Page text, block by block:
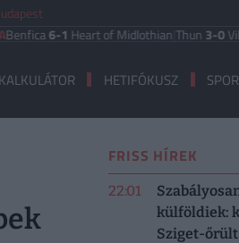
6-1Heart of Midlothian|Thun3-0Vikingur
KALKULÁTOR HETIFÓKUSZ
FRISS HÍREK
22:01
külföldiek:
Sziget-őrült